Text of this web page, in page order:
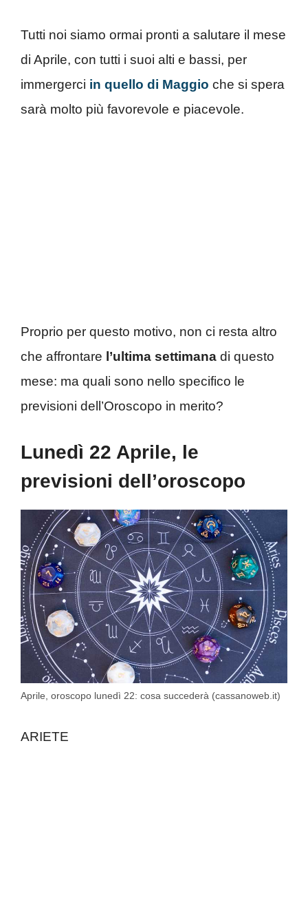
Tutti noi siamo ormai pronti a salutare il mese
di Aprile, con tutti i suoi alti e bassi, per
immergerci in quello di Maggio che si spera
sarà molto più favorevole e piacevole.
Proprio per questo motivo, non ci resta altro
che affrontare l’ultima settimana di questo
mese: ma quali sono nello specifico le
previsioni dell’Oroscopo in merito?
Lunedì 22 Aprile, le
previsioni dell’oroscopo
Aprile, oroscopo lunedì 22: cosa succederà (cassanoweb.it)
ARIETE